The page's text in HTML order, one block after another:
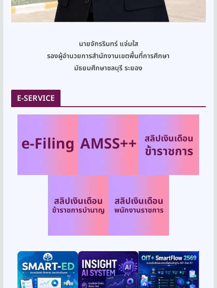
นายจักรรินทร์ แจ่มใส
รองผู้อำนวยการสำนักงานเขตพื้นที่การศึกษา
มัธยมศึกษาชลบุรี ระยอง
E-SERVICE